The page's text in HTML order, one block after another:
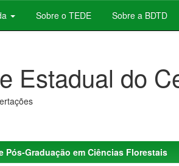
Sobre o TEDE Sobre a BDTD
Estadual do
Pós-Graduação em Ciências Florestais